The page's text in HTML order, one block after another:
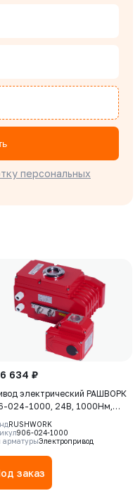
персональных
634 ₽
электрический РАШВОРК
024-1000, 24В, 1000Нм,
40сек
RUSHWORK
906-024-1000
арматурыЭлектропривод
заказ